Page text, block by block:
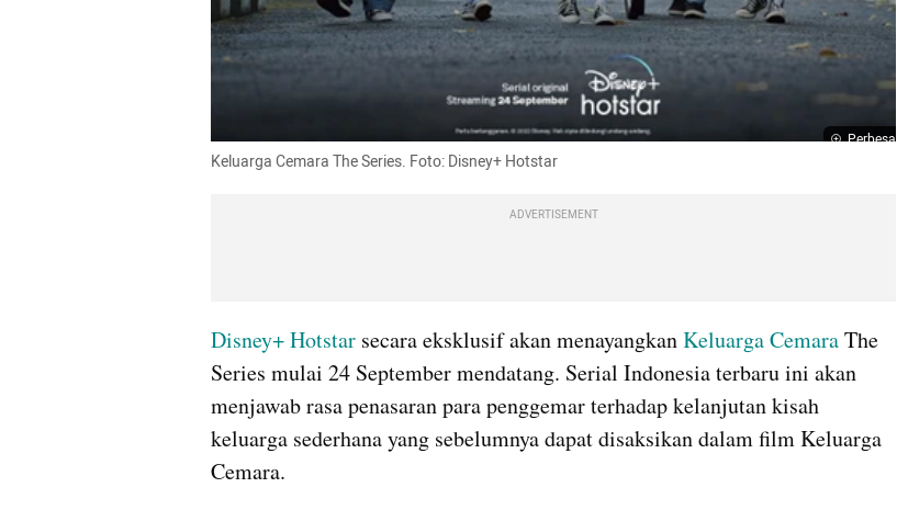
Perbesar
Keluarga Cemara The Series. Foto: Disney+ Hotstar
ADVERTISEMENT
Disney+ Hotstar secara eksklusif akan menayangkan Keluarga Cemara The
Series mulai 24 September mendatang. Serial Indonesia terbaru ini akan
menjawab rasa penasaran para penggemar terhadap kelanjutan kisah
keluarga sederhana yang sebelumnya dapat disaksikan dalam film Keluarga
Cemara.